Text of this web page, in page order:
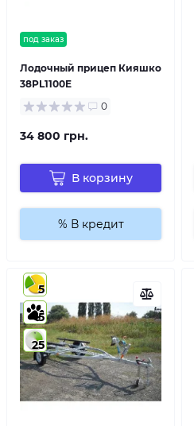
под заказ
Лодочный прицеп Кияшко
38PL1100E
0
34 800 грн.
В корзину
% В кредит
5
5
25